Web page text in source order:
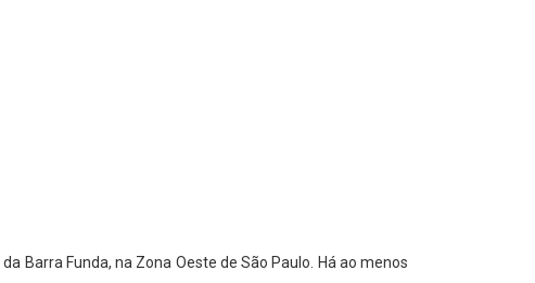
Barra Funda, na Zona Oeste de São Paulo. Há ao menos